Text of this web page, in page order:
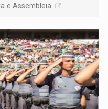
e Assembleia